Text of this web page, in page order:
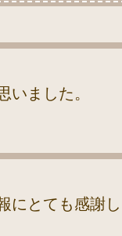
ました。
にとても感謝し